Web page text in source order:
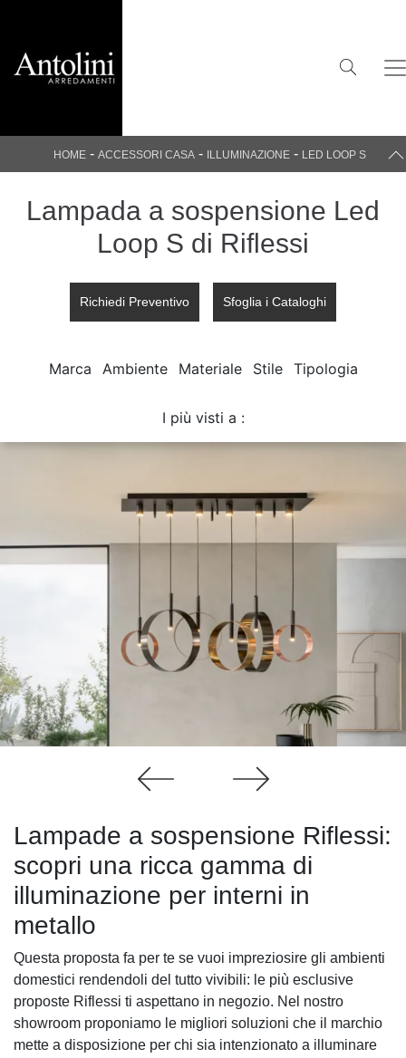
HOME - ACCESSORI CASA - ILLUMINAZIONE - LED LOOP S
Lampada a sospensione Led
Loop S di Riflessi
Richiedi Preventivo Sfoglia i Cataloghi
Marca Ambiente Materiale Stile Tipologia
I più visti a :
Lampade a sospensione Riflessi:
scopri una ricca gamma di
illuminazione per interni in
metallo
Questa proposta fa per te se vuoi impreziosire gli ambienti
domestici rendendoli del tutto vivibili: le più esclusive
proposte Riflessi ti aspettano in negozio. Nel nostro
showroom proponiamo le migliori soluzioni che il marchio
mette a disposizione per chi sia intenzionato a illuminare